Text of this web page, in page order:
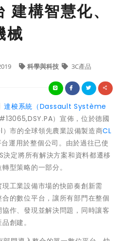
建構智慧化、
械
科學與科技 3C產品
達梭系統（Dassault Système
#13065,DSY.PA）宣佈，位於德國
市的全球領先農業設備製造商CL
台運用於整個公司。由於過往已使
定將所有解決方案和資料都遷移
型策略的一部分。
工業設備市場的快節奏創新需
的數位平台，讓所有部門在整個
作、發現並解決問題，同時讓客
創建。